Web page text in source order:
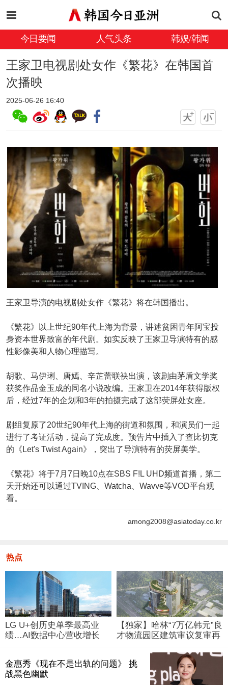
今日要闻 人气头条 韩娱/韩闻
王家卫电视剧处女作《繁花》在韩国首
次播映
2025-06-26 16:40
王家卫导演的电视剧处女作《繁花》将在韩国播出。
《繁花》以上世纪90年代上海为背景，讲述贫困青年阿宝投
身资本世界致富的年代剧。如实反映了王家卫导演特有的感
性影像美和人物心理描写。
胡歌、马伊琍、唐嫣、辛芷蕾联袂出演，该剧由茅盾文学奖
获奖作品金玉成的同名小说改编。王家卫在2014年获得版权
后，经过7年的企划和3年的拍摄完成了这部荧屏处女座。
剧组复原了20世纪90年代上海的街道和氛围，和演员们一起
进行了考证活动，提高了完成度。预告片中插入了查比切克
的《Let's Twist Again》，突出了导演特有的荧屏美学。
《繁花》将于7月7日晚10点在SBS F!L UHD频道首播，第二
天开始还可以通过TVING、Watcha、Wavve等VOD平台观
看。
among2008@asiatoday.co.kr
热点
LG U+创历史单季最高业
绩…AI数据中心营收增长
【独家】哈林“7万亿韩元”良
才物流园区建筑审议复审再
金惠秀《现在不是出轨的问题》 挑
战黑色幽默